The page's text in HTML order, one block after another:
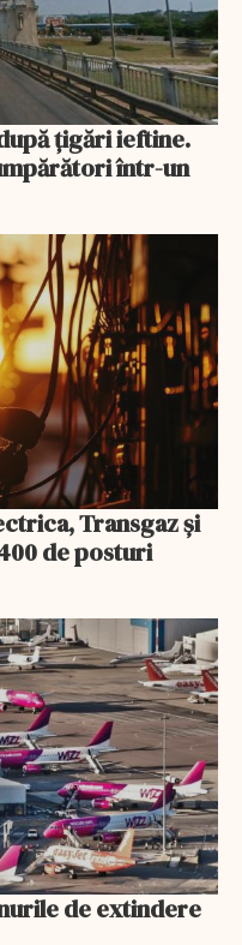
țigări ieftine.
într-un
Transgaz și
de posturi
de extindere